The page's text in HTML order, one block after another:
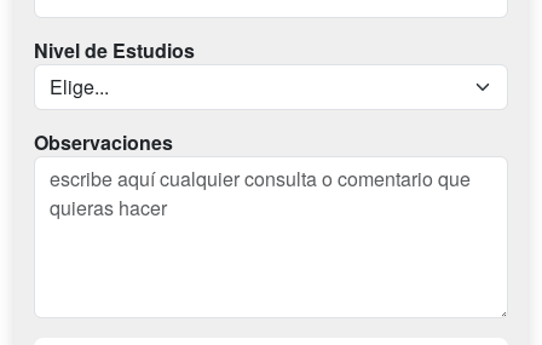
Nivel de Estudios
Observaciones